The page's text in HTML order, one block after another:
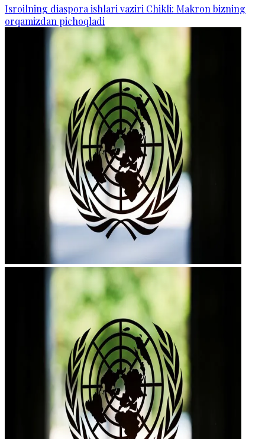
Isroilning diaspora ishlari vaziri Chikli: Makron bizning
orqamizdan pichoqladi